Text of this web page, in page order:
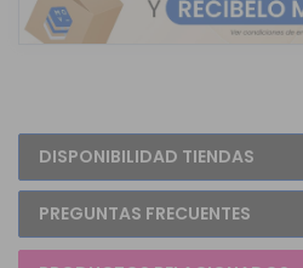
DISPONIBILIDAD TIENDAS
PREGUNTAS FRECUENTES